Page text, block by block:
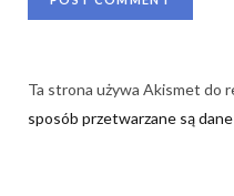
Ta strona używa Akismet do
sposób przetwarzane są